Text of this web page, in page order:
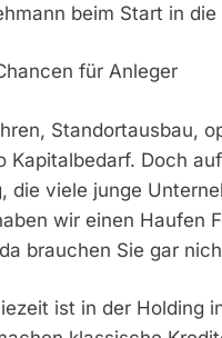
beim Start in die
für Anleger
Standortausbau,
Kapitalbedarf. Doch
die viele junge
wir einen Haufen
brauchen Sie gar
ist in der Holding